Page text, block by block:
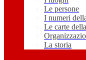
Le persone
I numeri
Le carte
La storia